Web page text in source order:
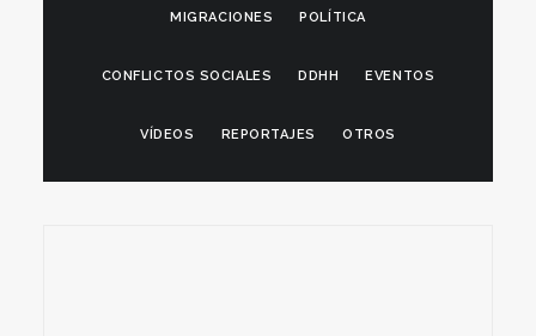
MIGRACIONES POLÍTICA
CONFLICTOS SOCIALES DDHH EVENTOS
VÍDEOS REPORTAJES OTROS